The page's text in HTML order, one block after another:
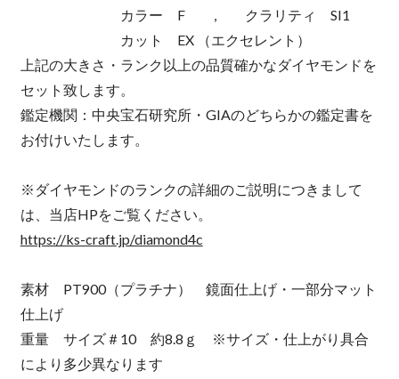
カラー F , クラリティ SI1
カット EX （エクセレント）
上記の大きさ・ランク以上の品質確かなダイヤモンドを
セット致します。
鑑定機関：中央宝石研究所・GIAのどちらかの鑑定書を
お付けいたします。
※ダイヤモンドのランクの詳細のご説明につきまして
は、当店HPをご覧ください。
https://ks-craft.jp/diamond4c
素材 PT900（プラチナ） 鏡面仕上げ・一部分マット
仕上げ
重量 サイズ＃10 約8.8ｇ ※サイズ・仕上がり具合
により多少異なります